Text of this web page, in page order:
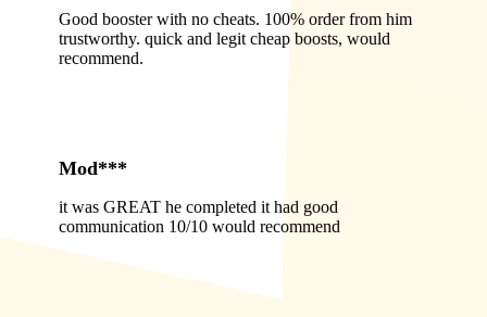
Good booster with no cheats. 100% order from him
trustworthy. quick and legit cheap boosts, would
recommend.
Mod***
it was GREAT he completed it had good
communication 10/10 would recommend